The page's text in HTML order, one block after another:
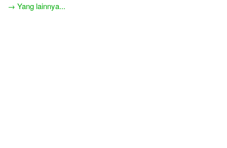
→ Yang lainnya...